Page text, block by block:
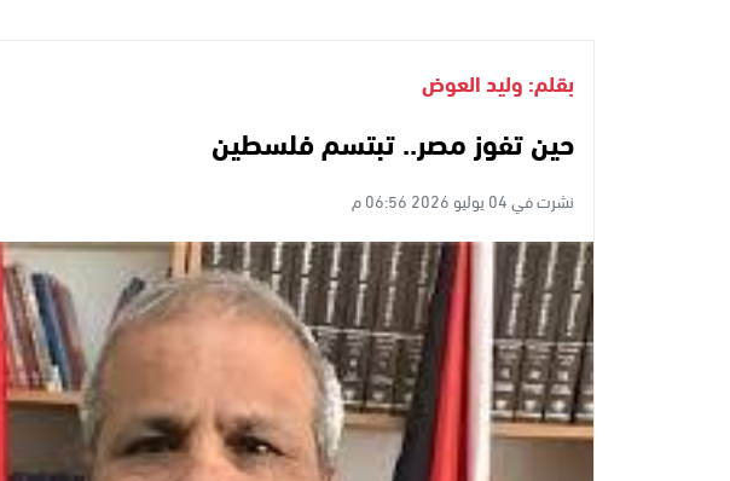
بقلم: وليد العوض
حين تفوز مصر.. تبتسم فلسطين
نشرت في 04 يوليو 2026 06:56 م